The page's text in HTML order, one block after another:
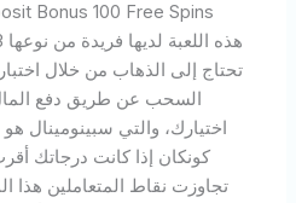
Bonus 100 Free Spins
تحتاج إلى الذهاب من خلال
السحب عن طريق دفع
اختيارك، والتي
تجاوزت نقاط المتعاملين هذا